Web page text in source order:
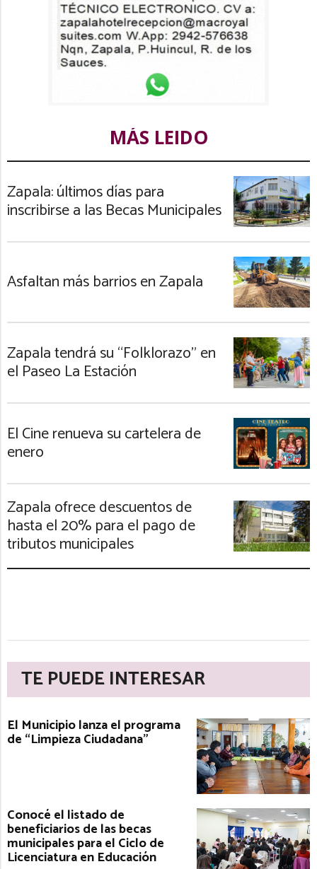
MÁS LEIDO
Zapala: últimos días para
inscribirse a las Becas Municipales
Asfaltan más barrios en Zapala
Zapala tendrá su “Folklorazo” en
el Paseo La Estación
El Cine renueva su cartelera de
enero
Zapala ofrece descuentos de
hasta el 20% para el pago de
tributos municipales
TE PUEDE INTERESAR
El Municipio lanza el programa
de “Limpieza Ciudadana”
Conocé el listado de
beneficiarios de las becas
municipales para el Ciclo de
Licenciatura en Educación